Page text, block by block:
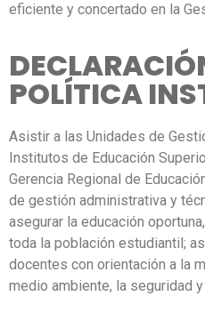
eficiente y concertado en la
POLÍTICA
Asistir a las Unidades de
Institutos de Educación
Gerencia Regional de
de gestión administrativa y
asegurar la educación
toda la población estudiantil;
docentes con orientación a la
medio ambiente, la seguridad